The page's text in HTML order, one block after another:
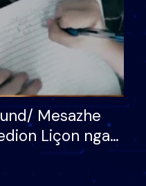
Mesazhe
Liçon nga
moderatori
Nuk meritoj…